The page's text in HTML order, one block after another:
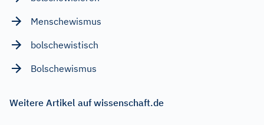
Menschewismus
bolschewistisch
Bolschewismus
Weitere Artikel auf wissenschaft.de